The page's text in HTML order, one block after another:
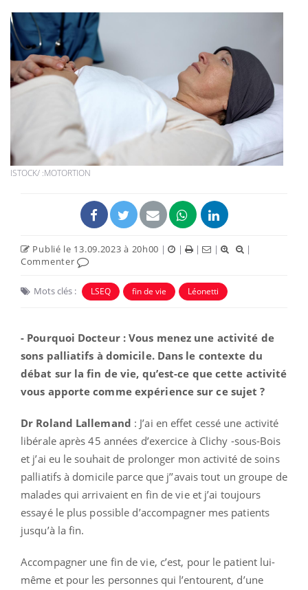
ISTOCK/ :MOTORTION
Publié le 13.09.2023 à 20h00 | | | |
|
Commenter
Mots clés : LSEQ fin de vie Léonetti
- Pourquoi Docteur : Vous menez une activité de
sons palliatifs à domicile. Dans le contexte du
débat sur la fin de vie, qu’est-ce que cette activité
vous apporte comme expérience sur ce sujet ?
Dr Roland Lallemand : J’ai en effet cessé une activité
libérale après 45 années d’exercice à Clichy -sous-Bois
et j’ai eu le souhait de prolonger mon activité de soins
palliatifs à domicile parce que j’’avais tout un groupe de
malades qui arrivaient en fin de vie et j’ai toujours
essayé le plus possible d’accompagner mes patients
jusqu’à la fin.
Accompagner une fin de vie, c’est, pour le patient lui-
même et pour les personnes qui l’entourent, d’une